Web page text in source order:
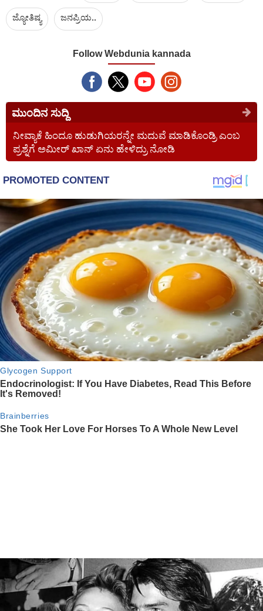
ಜ್ಯೋತಿಷ್ಯ ಜನಪ್ರಿಯ..
Follow Webdunia kannada
ಮುಂದಿನ ಸುದ್ದಿ
ನೀವ್ಯಾಕೆ ಹಿಂದೂ ಹುಡುಗಿಯರನ್ನೇ ಮದುವೆ ಮಾಡಿಕೊಂಡ್ರಿ ಎಂಬ
ಪ್ರಶ್ನೆಗೆ ಅಮೀರ್ ಖಾನ್ ಏನು ಹೇಳಿದ್ರು ನೋಡಿ